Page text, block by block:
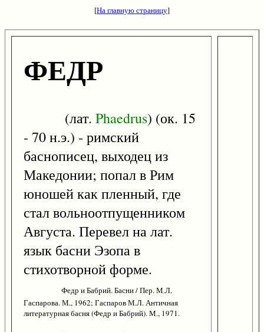
[На главную страницу]
ФЕДР
(лат. Phaedrus) (ок. 15
- 70 н.э.) - римский
баснописец, выходец из
Македонии; попал в Рим
юношей как пленный, где
стал вольноотпущенником
Августа. Перевел на лат.
язык басни Эзопа в
стихотворной форме.
Федр и Бабрий. Басни / Пер. М.Л.
Гаспарова. М., 1962; Гаспаров М.Л. Античная
литературная басня (Федр и Бабрий). М., 1971.